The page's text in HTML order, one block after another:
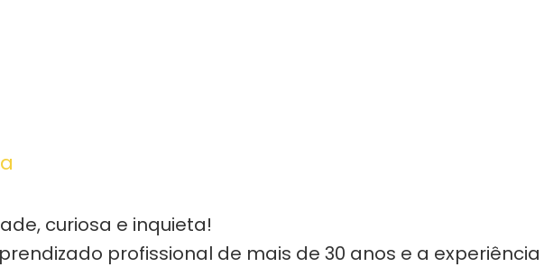
curiosa e inquieta!
profissional de mais de 30 anos e a experiência